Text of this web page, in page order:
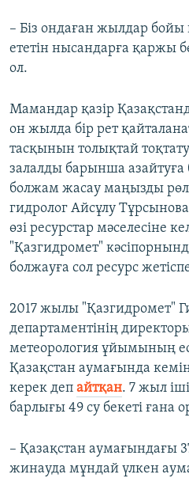
– Біз ондаған жылдар
ететін нысандарға қаржы
ол.
Мамандар қазір
он жылда бір рет
тасқынын толықтай
залалды барынша азайтуға
болжам жасау маңызды рөл
гидролог Айсұлу
өзі ресурстар мәселесіне
"Қазгидромет"
болжауға сол ресурс
2017 жылы "Қазгидромет"
департаментінің
метеорология ұйымының
Қазақстан аумағында
керек деп айтқан. 7 жыл
барлығы 49 су бекеті ғана
– Қазақстан аумағындағы
жинауда мұндай үлкен